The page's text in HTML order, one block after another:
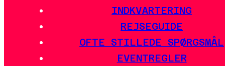
INDKVARTERING
REJSEGUIDE
OFTE STILLEDE SPØRGSMÅL
EVENTREGLER